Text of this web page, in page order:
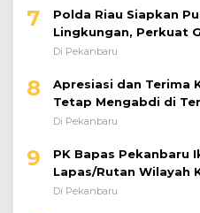
7
Polda Riau Siapkan
Lingkungan, Perkuat
Riset
Di Pekanbaru
8
Apresiasi dan Terima
Tetap Mengabdi di
Di Pekanbaru
9
PK Bapas Pekanbaru
Lapas/Rutan Wilayah
Umum Jelang Hari
Di Pekanbaru